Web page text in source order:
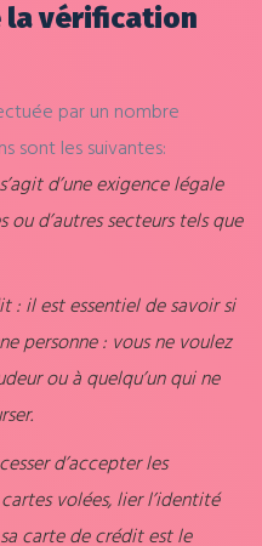
la vérification
par un nombre
sont les suivantes:
d’une exigence légale
d’autres secteurs tels que
: il est essentiel de savoir si
personne : vous ne voulez
ou à quelqu’un qui ne
d’accepter les
volées, lier l’identité
carte de crédit est le